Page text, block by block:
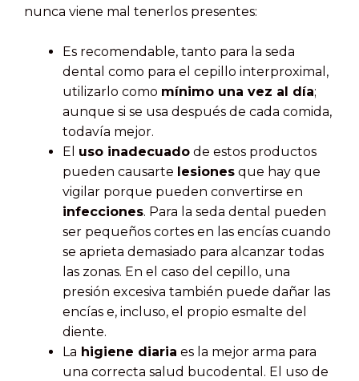
nunca viene mal tenerlos presentes:
Es recomendable, tanto para la seda
dental como para el cepillo interproximal,
utilizarlo como mínimo una vez al día;
aunque si se usa después de cada comida,
todavía mejor.
El uso inadecuado de estos productos
pueden causarte lesiones que hay que
vigilar porque pueden convertirse en
infecciones. Para la seda dental pueden
ser pequeños cortes en las encías cuando
se aprieta demasiado para alcanzar todas
las zonas. En el caso del cepillo, una
presión excesiva también puede dañar las
encías e, incluso, el propio esmalte del
diente.
La higiene diaria es la mejor arma para
una correcta salud bucodental. El uso de